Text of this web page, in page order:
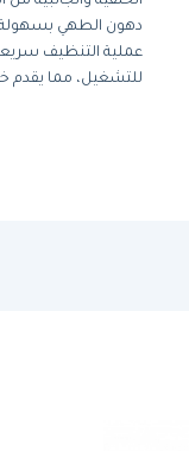
للتشغيل، مما يقدم